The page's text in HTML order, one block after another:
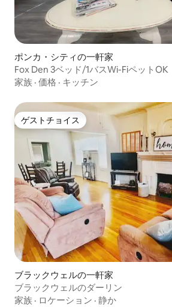
ポンカ・シティの一軒家
Fox Den 3ベッド/1バスWi-FiペットOK
家族 · 価格 · キッチン
ゲストチョイス
ゲストチョイス
ブラックウェルの一軒家
ブラックウェルのダーリン
家族 · ロケーション · 静か